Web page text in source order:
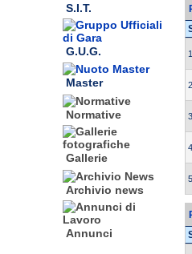
S.I.T.
G.U.G.
Master
Normative
Gallerie
Archivio news
Annunci